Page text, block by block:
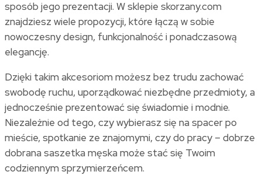
sposób jego prezentacji. W sklepie skorzany.com
znajdziesz wiele propozycji, które łączą w sobie
nowoczesny design, funkcjonalność i ponadczasową
elegancję.
Dzięki takim akcesoriom możesz bez trudu zachować
swobodę ruchu, uporządkować niezbędne przedmioty, a
jednocześnie prezentować się świadomie i modnie.
Niezależnie od tego, czy wybierasz się na spacer po
mieście, spotkanie ze znajomymi, czy do pracy – dobrze
dobrana saszetka męska może stać się Twoim
codziennym sprzymierzeńcem.